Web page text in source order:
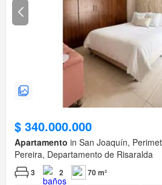
$ 340.000.000
Apartamento in San Joaquín,
Pereira, Departamento de Risaralda
3 2 70 m²